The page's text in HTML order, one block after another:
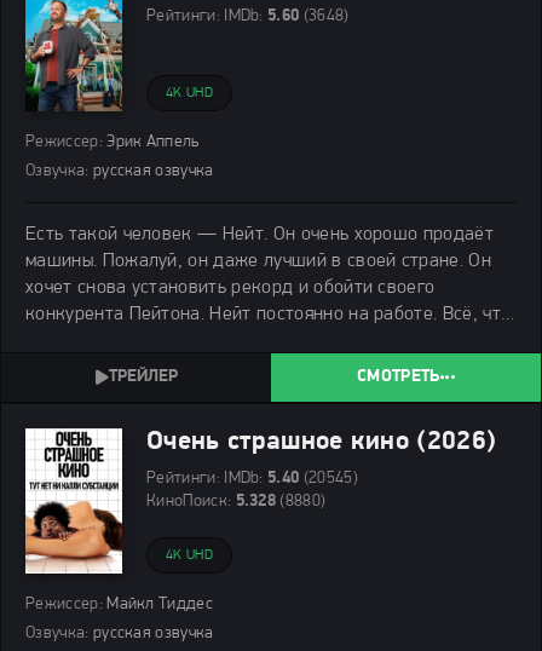
Рейтинги: IMDb: 5.60 (3648)
4K UHD
Режиссер: Эрик Аппель
Озвучка: русская озвучка
Есть такой человек — Нейт. Он очень хорошо продаёт
машины. Пожалуй, он даже лучший в своей стране. Он
хочет снова установить рекорд и обойти своего
конкурента Пейтона. Нейт постоянно на работе. Всё, что
детей. Она следит за порядком в их доме.СМОТРЕТЬ
Очень страшное кино (2026)
Рейтинги: IMDb: 5.40 (20545)
КиноПоиск: 5.328 (8880)
4K UHD
Режиссер: Майкл Тиддес
Озвучка: русская озвучка